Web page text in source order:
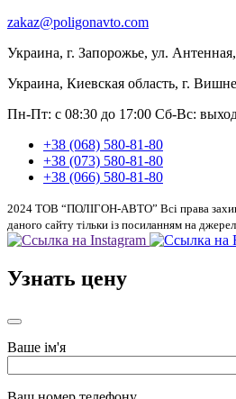
zakaz@poligonavto.com
Украина, г. Запорожье, ул. Антенная,
Украина, Киевская область, г.
Пн-Пт: с 08:30 до 17:00 Сб-Вс:
+38 (068) 580-81-80
+38 (073) 580-81-80
+38 (066) 580-81-80
2024 ТОВ “ПОЛІГОН-АВТО” Всі права
даного сайту тільки із посиланням на
Узнать цену
Ваше ім'я